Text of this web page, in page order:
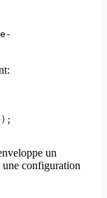
un
configuration